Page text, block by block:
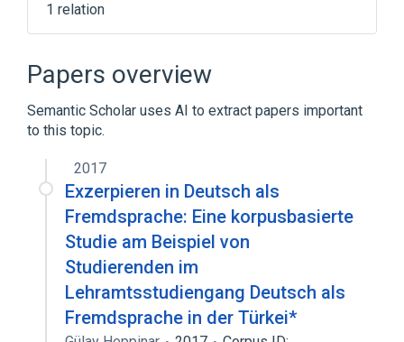
1 relation
complex
Papers overview
Semantic Scholar uses AI to extract papers important
to this topic.
2017
Exzerpieren in Deutsch als
Fremdsprache: Eine korpusbasierte
Studie am Beispiel von
Studierenden im
Lehramtsstudiengang Deutsch als
Fremdsprache in der Türkei*